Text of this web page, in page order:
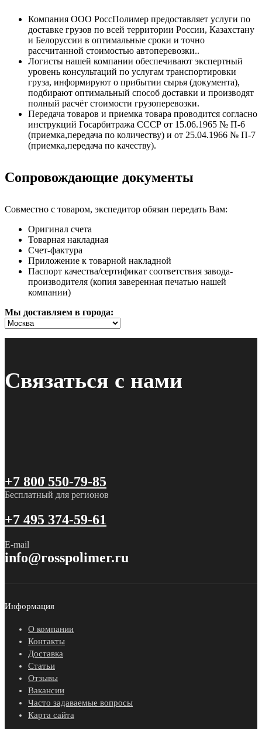
Компания ООО РоссПолимер предоставляет услуги по
доставке грузов по всей территории России, Казахстану
и Белоруссии в оптимальные сроки и точно
рассчитанной стоимостью автоперевозки..
Логисты нашей компании обеспечивают экспертный
уровень консультаций по услугам транспортировки
груза, информируют о прибытии сырья (документа),
подбирают оптимальный способ доставки и производят
полный расчёт стоимости грузоперевозки.
Передача товаров и приемка товара проводится согласно
инструкций Госарбитража СССР от 15.06.1965 № П-6
(приемка,передача по количеству) и от 25.04.1966 № П-7
(приемка,передача по качеству).
Сопровождающие документы
Совместно с товаром, экспедитор обязан передать Вам:
Оригинал счета
Товарная накладная
Счет-фактура
Приложение к товарной накладной
Паспорт качества/сертификат соответствия завода-
производителя (копия заверенная печатью нашей
компании)
Мы доставляем в города:
Связаться с нами
+7 800 550-79-85
Бесплатный для регионов
+7 495 374-59-61
E-mail
info@rosspolimer.ru
Информация
О компании
Контакты
Доставка
Статьи
Отзывы
Вакансии
Часто задаваемые вопросы
Карта сайта